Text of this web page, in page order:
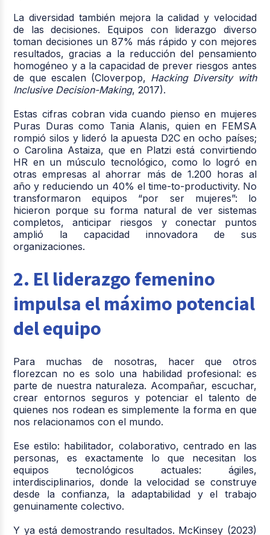
La diversidad también mejora la calidad y velocidad
de las decisiones. Equipos con liderazgo diverso
toman decisiones un 87% más rápido y con mejores
resultados, gracias a la reducción del pensamiento
homogéneo y a la capacidad de prever riesgos antes
de que escalen (Cloverpop, Hacking Diversity with
Inclusive Decision-Making, 2017).
Estas cifras cobran vida cuando pienso en mujeres
Puras Duras como Tania Alanis, quien en FEMSA
rompió silos y lideró la apuesta D2C en ocho países;
o Carolina Astaiza, que en Platzi está convirtiendo
HR en un músculo tecnológico, como lo logró en
otras empresas al ahorrar más de 1.200 horas al
año y reduciendo un 40% el time-to-productivity. No
transformaron equipos “por ser mujeres”: lo
hicieron porque su forma natural de ver sistemas
completos, anticipar riesgos y conectar puntos
amplió la capacidad innovadora de sus
organizaciones.
2. El liderazgo femenino
impulsa el máximo potencial
del equipo
Para muchas de nosotras, hacer que otros
florezcan no es solo una habilidad profesional: es
parte de nuestra naturaleza. Acompañar, escuchar,
crear entornos seguros y potenciar el talento de
quienes nos rodean es simplemente la forma en que
nos relacionamos con el mundo.
Ese estilo: habilitador, colaborativo, centrado en las
personas, es exactamente lo que necesitan los
equipos tecnológicos actuales: ágiles,
interdisciplinarios, donde la velocidad se construye
desde la confianza, la adaptabilidad y el trabajo
genuinamente colectivo.
Y ya está demostrando resultados. McKinsey (2023)